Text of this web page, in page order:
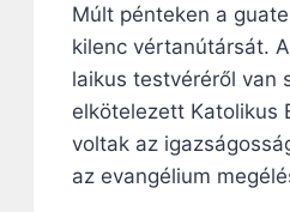
Múlt pénteken a
kilenc vértanútársát.
laikus testvéréről van
elkötelezett Katolikus
voltak az
az evangélium